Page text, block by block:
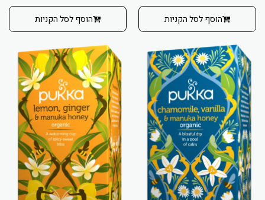
הוסף לסל הקניות הוסף לסל הקניות